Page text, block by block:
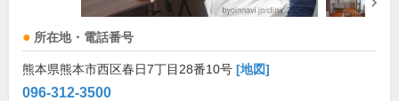
所在地・電話番号
熊本県熊本市西区春日7丁目28番10号 [地図]
096-312-3500